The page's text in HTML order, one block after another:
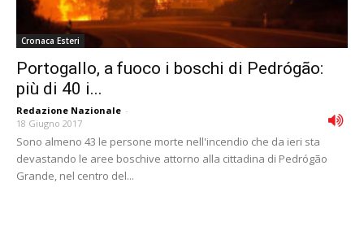
Cronaca Esteri
Portogallo, a fuoco i boschi di Pedrógão:
più di 40 i...
Redazione Nazionale -
18 Giugno 2017
Sono almeno 43 le persone morte nell'incendio che da ieri sta
devastando le aree boschive attorno alla cittadina di Pedrógão
Grande, nel centro del...